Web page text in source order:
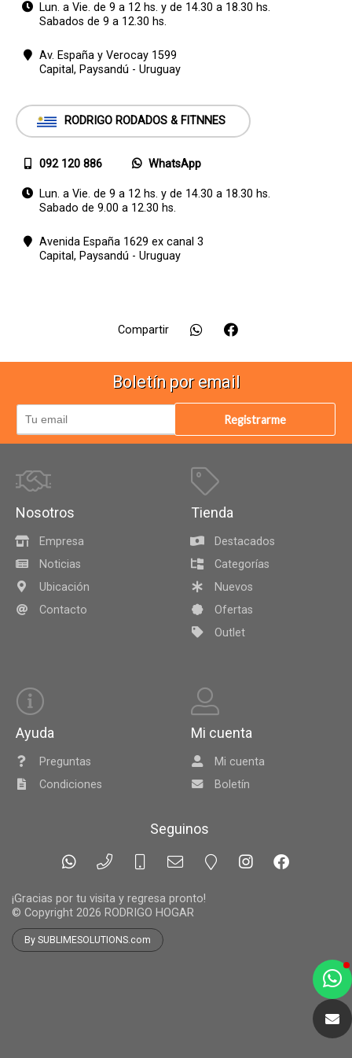
Lun. a Vie. de 9 a 12 hs. y de 14.30 a 18.30 hs.
Sabados de 9 a 12.30 hs.
Av. España y Verocay 1599
Capital, Paysandú - Uruguay
RODRIGO RODADOS & FITNNES
092 120 886 WhatsApp
Lun. a Vie. de 9 a 12 hs. y de 14.30 a 18.30 hs.
Sabado de 9.00 a 12.30 hs.
Avenida España 1629 ex canal 3
Capital, Paysandú - Uruguay
Compartir
Boletín por email
Registrarme
Nosotros
Empresa
Noticias
Ubicación
Contacto
Tienda
Destacados
Categorías
Nuevos
Ofertas
Outlet
Ayuda
Preguntas
Condiciones
Mi cuenta
Mi cuenta
Boletín
Seguinos
¡Gracias por tu visita y regresa pronto!
© Copyright 2026 RODRIGO HOGAR
By SUBLIMESOLUTIONS.com